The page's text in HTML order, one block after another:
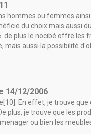
hommes ou femmes
du choix mais aussi
plus le nocibé offre les
mais aussi la possibilité
14/12/2006
En effet, je trouve
plus, je trouve que les
ou bien les